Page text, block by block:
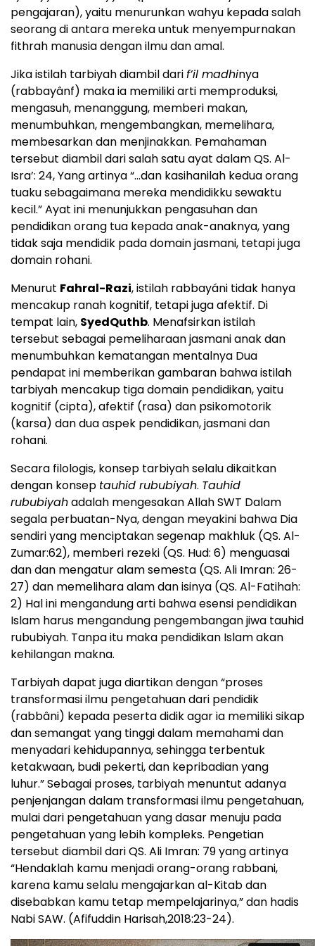
pengajaran), yaitu menurunkan wahyu kepada salah
seorang di antara mereka untuk menyempurnakan
fithrah manusia dengan ilmu dan amal.
Jika istilah tarbiyah diambil darif’il madhinya
(rabbayânf) maka ia memiliki arti memproduksi,
mengasuh, menanggung, memberi makan,
menumbuhkan, mengembangkan, memelihara,
membesarkan dan menjinakkan. Pemahaman
tersebut diambil dari salah satu ayat dalam QS. Al-
Isra’: 24, Yang artinya “…dan kasihanilah kedua orang
tuaku sebagaimana mereka mendidikku sewaktu
kecil.” Ayat ini menunjukkan pengasuhan dan
pendidikan orang tua kepada anak-anaknya, yang
tidak saja mendidik pada domain jasmani, tetapi juga
domain rohani.
Menurut Fahral-Razi, istilah rabbayáni tidak hanya
mencakup ranah kognitif, tetapi juga afektif. Di
tempat lain, SyedQuthb. Menafsirkan istilah
tersebut sebagai pemeliharaan jasmani anak dan
menumbuhkan kematangan mentalnya Dua
pendapat ini memberikan gambaran bahwa istilah
tarbiyah mencakup tiga domain pendidikan, yaitu
kognitif (cipta), afektif (rasa) dan psikomotorik
(karsa) dan dua aspek pendidikan, jasmani dan
rohani.
Secara filologis, konsep tarbiyah selalu dikaitkan
dengan konsep tauhid rububiyah. Tauhid
rububiyahadalah mengesakan Allah SWT Dalam
segala perbuatan-Nya, dengan meyakini bahwa Dia
sendiri yang menciptakan segenap makhluk (QS. Al-
Zumar:62), memberi rezeki (QS. Hud: 6) menguasai
dan dan mengatur alam semesta (QS. Ali Imran: 26-
27) dan memelihara alam dan isinya (QS. Al-Fatihah:
2) Hal ini mengandung arti bahwa esensi pendidikan
Islam harus mengandung pengembangan jiwa tauhid
rububiyah. Tanpa itu maka pendidikan Islam akan
kehilangan makna.
Tarbiyah dapat juga diartikan dengan “proses
transformasi ilmu pengetahuan dari pendidik
(rabbâni) kepada peserta didik agar ia memiliki sikap
dan semangat yang tinggi dalam memahami dan
menyadari kehidupannya, sehingga terbentuk
ketakwaan, budi pekerti, dan kepribadian yang
luhur.” Sebagai proses, tarbiyah menuntut adanya
penjenjangan dalam transformasi ilmu pengetahuan,
mulai dari pengetahuan yang dasar menuju pada
pengetahuan yang lebih kompleks. Pengetian
tersebut diambil dari QS. Ali Imran: 79 yang artinya
“Hendaklah kamu menjadi orang-orang rabbani,
karena kamu selalu mengajarkan al-Kitab dan
disebabkan kamu tetap mempelajarinya,” dan hadis
Nabi SAW. (Afifuddin Harisah,2018:23-24).